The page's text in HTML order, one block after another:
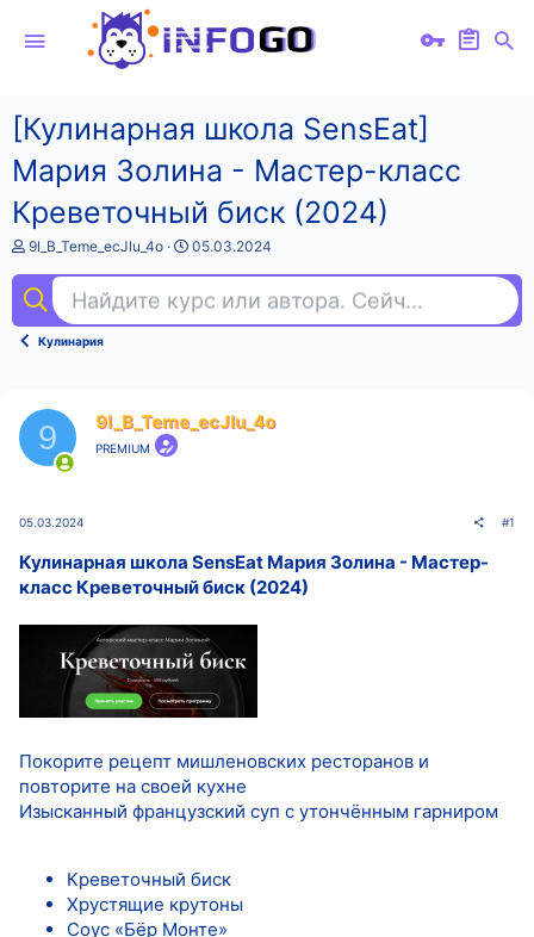
[Кулинарная школа SensЕat]
Мария Золина - Мастер-класс
Креветочный биск (2024)
А
т
о
т
9l_B_Teme_ecJlu_4o
Д
а
н
а
05.03.2024
Найдите курс или автора. Сейчас ищут
Кулинария
9 9l_B_Teme_ecJlu_4o
PREMIUM
05.03.2024 #1
Кулинарная школа SensЕat Мария Золина - Мастер-
класс Креветочный биск (2024)
Покорите рецепт мишленовских ресторанов и
повторите на своей кухне
Изысканный французский суп с утончённым гарниром
Креветочный биск
Хрустящие крутоны
Соус «Бёр Монте»